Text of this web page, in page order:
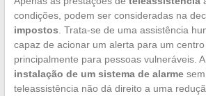
condições, podem ser consideradas na
impostos . Trata-se de uma assistência
capaz de acionar um alerta para um centro
principalmente para pessoas vulneráveis.
instalação de um sistema de alarmesem
teleassistência não dá direito a uma